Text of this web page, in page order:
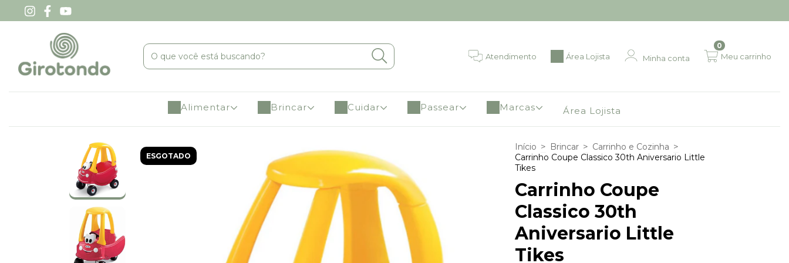
Atendimento Área Lojista Minha conta Meu carrinho
0
Alimentar Brincar Cuidar Passear Marcas Área Lojista
ESGOTADO
Início > Brincar > Carrinho e Cozinha >
Carrinho Coupe Classico 30th Aniversario Little
Tikes
Carrinho Coupe
Classico 30th
Aniversario Little
Tikes